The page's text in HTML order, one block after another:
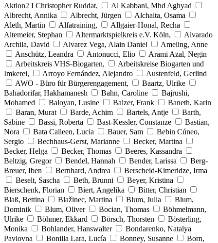
Aktion2 I Christopher Ruddat,
Al Kabbani, Mhd Aghyad
Albrecht, Annika
Albrecht, Jürgen
Alchaita, Osama
Aleth, Martin
Alfatraining,
Allgaier-Honal, Recha
Altemeier, Stephan
Altermarktspielkreis e.V. Köln,
Alvarado
Archila, David
Alvarez Vega, Alain Daniel
Ameling, Anne
Anschütz, Leandra
Antonucci, Elio
Arami Azal, Negin
Arbeitskreis VHS-Biogarten,
Arbeitskreise Biogarten und
Imkerei,
Arroyo Fernández, Alejandro
Austenfeld, Gerlind
AWO - Büro für Bürgerengagement,
Baartz, Ulrike
Bahadorifar, Hakhamanesh
Bahn, Caroline
Bajrushi,
Mohamed
Baloyan, Lusine Balzer, Frank
Baneth, Karin
Baran, Murat
Barde, Achim Bartels, Antje
Barth,
Sabine
Bassi, Roberta Bast-Kessler, Constanze
Bastian,
Nora
Bata Calleen, Lucia Bauer, Sam
Bebin Cúneo,
Sergio
Bechhaus-Gerst, Marianne
Becker, Martina
Becker, Helga
Becker, Thomas
Beeres, Kassandra
Beltzig, Gregor
Bendel, Hannah Bender, Larissa
Berg-
Breuer, Iben
Bernhard, Andrea
Berscheid-Kimeridze, Irma
Beselt, Sascha
Beth, Brunni
Beyer, Kristina
Bierschenk, Florian
Biert, Angelika
Bitter, Christian
Blaß, Bettina
Blažinec, Martina Blum, Julia
Blum,
Dominik
Blum, Oliver Bocian, Thomas
Böhmelmann,
Ulrike
Böhmer, Ekkard Börsch, Thorsten
Bösterling,
Monika
Bohlander, Hanswalter
Bondarenko, Natalya
Pavlovna
Bonilla Lara, Lucía Bonney, Susanne
Born,